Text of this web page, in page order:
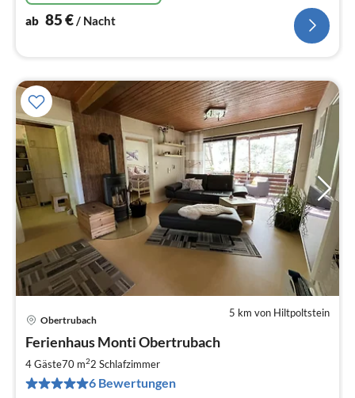
ab 85€/ Nacht
5 km von Hiltpoltstein
Obertrubach
Ferienhaus Monti Obertrubach
4 Gäste70 m22 Schlafzimmer
6 Bewertungen